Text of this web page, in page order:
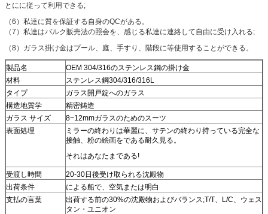
とにに従って利用できる;
（6）私達に質を保証する自身のQCがある。
（7）私達はバルク販売法の照会を、感じる私達に連絡して自由に受け入れる;
（8）ガラス掛け金はプール、庭、手すり、階段に等使用することができる。
製品名
OEM 304/316のステンレス鋼の掛け金
材料
ステンレス鋼304/316/316L
タイプ
ガラス開戸錠へのガラス
構造地質学
精密鋳造
ガラス サイズ
8~12mmガラスのためのスーツ
表面処理
ミラーの終わりは華麗に、サテンの終わり持っている完全な
接触、粉の絵画をである耐久見る。
それはあなたまである!
受渡し時間
20-30日後受け取られる沈殿物
出荷条件
による船で、空気または明白
支払の言葉
出荷する前の30%の沈殿物およびバランス;T/T、L/C、ウェス
タン・ユニオン